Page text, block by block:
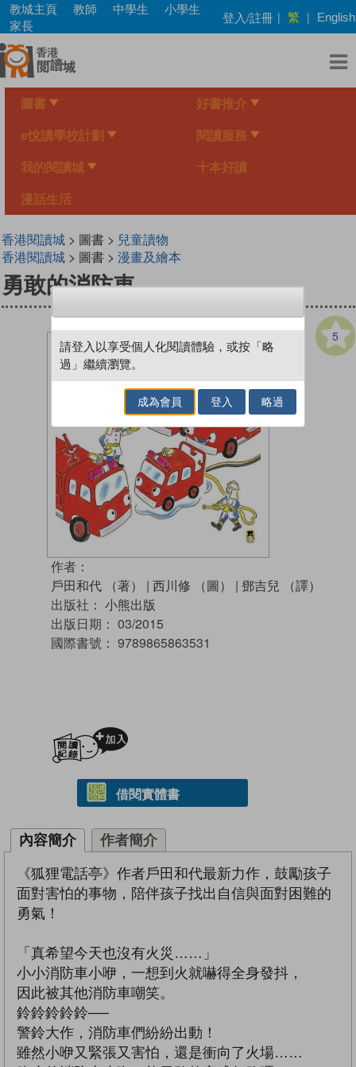
Skip
main
content
教城主頁 教師 中學生
小學生
家長
登入/註冊 | 繁 | English
圖書 好書推介
e悅讀學校計劃 閱讀服務
我的閱讀城 十本好讀
漫話生活
香港閱讀城> 圖書 > 兒童讀物
香港閱讀城> 圖書 > 漫畫及繪本
勇敢的消防車
5
作者：
戶田和代 （著）
| 西川修 （圖） | 鄧吉兒 （譯）
出版社： 小熊出版
出版日期： 03/2015
國際書號： 9789865863531
借閱實體書
內容簡介 作者簡介
《狐狸電話亭》作者戶田和代最新力作，鼓勵孩子
面對害怕的事物，陪伴孩子找出自信與面對困難的
勇氣！
「真希望今天也沒有火災……」
小小消防車小咿，一想到火就嚇得全身發抖，
因此被其他消防車嘲笑。
鈴鈴鈴鈴鈴──
警鈴大作，消防車們紛紛出動！
雖然小咿又緊張又害怕，還是衝向了火場……
請登入以享受個人化閱讀體驗，或按「略
過」繼續瀏覽。
成為會員 登入 略過